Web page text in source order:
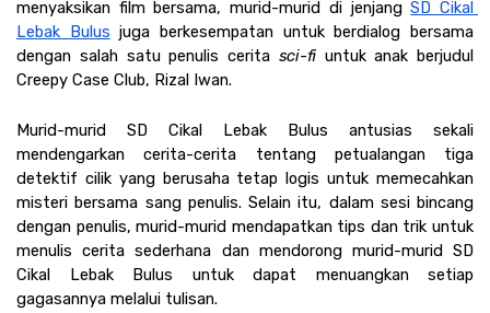
menyaksikan film bersama, murid-murid di jenjang SD Cikal
Lebak Bulus juga berkesempatan untuk berdialog bersama
dengan salah satu penulis cerita sci-fi untuk anak berjudul
Creepy Case Club, Rizal Iwan.
Murid-murid SD Cikal Lebak Bulus antusias sekali
mendengarkan cerita-cerita tentang petualangan tiga
detektif cilik yang berusaha tetap logis untuk memecahkan
misteri bersama sang penulis. Selain itu, dalam sesi bincang
dengan penulis, murid-murid mendapatkan tips dan trik untuk
menulis cerita sederhana dan mendorong murid-murid SD
Cikal Lebak Bulus untuk dapat menuangkan setiap
gagasannya melalui tulisan.